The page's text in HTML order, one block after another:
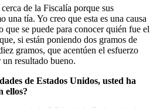
de la Fiscalía porque sus
una tía. Yo creo que esta es una causa
que se puede para conocer quién fue el
si están poniendo dos gramos de
gramos, que acentúen el esfuerzo
resultado bueno.
de Estados Unidos, usted ha
ellos?